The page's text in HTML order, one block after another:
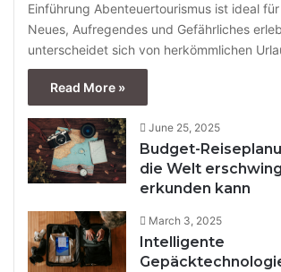
Einführung Abenteuertourismus ist ideal
Neues, Aufregendes und Gefährliches
unterscheidet sich von herkömmlichen
Read More »
June 25, 2025
Budget-
die Welt
erkunden kann
March 3, 2025
Intelligente